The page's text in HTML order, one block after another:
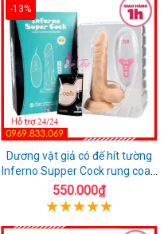
-13%
Dương vật giả có đế hít tường
Inferno Supper Cock rung coay
7 chế độ
550.000₫